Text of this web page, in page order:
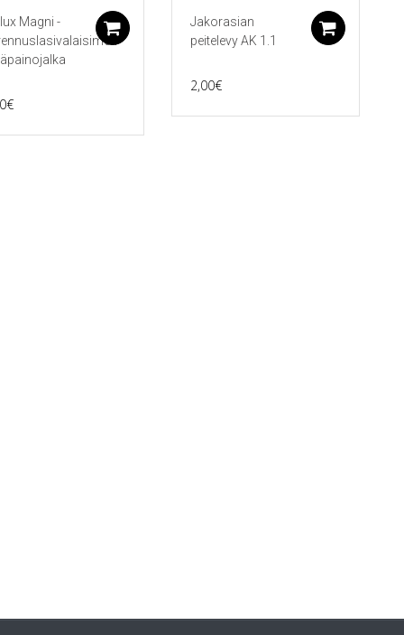
Magni -
€
Lisää ostoskoriin
Jakorasian
peitelevy AK 1.1
2,00€